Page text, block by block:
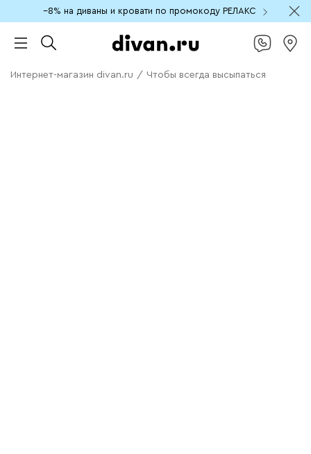
−8% на диваны и кровати по промокоду РЕЛАКС
Интернет-магазин divan.ru / Чтобы всегда высыпаться